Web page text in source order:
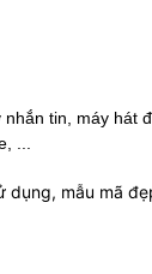
tin, máy hát
...
dụng, mẫu mã